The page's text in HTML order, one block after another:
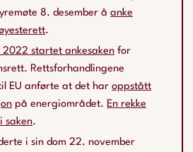
8. desember å anke
.
2022 startet ankesaken for
Rettsforhandlingene
EU anførte at det har oppstått
på energiområdet. En rekke
saken.
i sin dom 22. november